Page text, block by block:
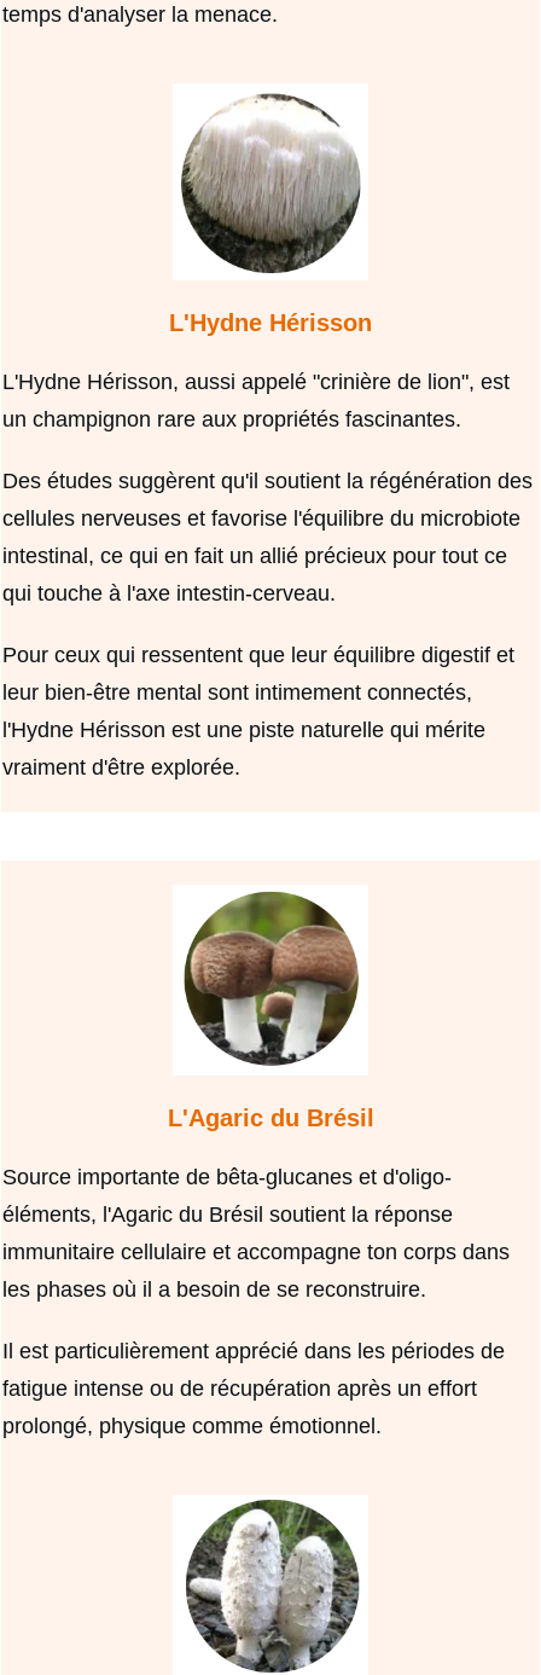
temps d'analyser la menace.
L'Hydne Hérisson
L'Hydne Hérisson, aussi appelé "crinière de lion", est
un champignon rare aux propriétés fascinantes.
Des études suggèrent qu'il soutient la régénération des
cellules nerveuses et favorise l'équilibre du microbiote
intestinal, ce qui en fait un allié précieux pour tout ce
qui touche à l'axe intestin-cerveau.
Pour ceux qui ressentent que leur équilibre digestif et
leur bien-être mental sont intimement connectés,
l'Hydne Hérisson est une piste naturelle qui mérite
vraiment d'être explorée.
L'Agaric du Brésil
Source importante de bêta-glucanes et d'oligo-
éléments, l'Agaric du Brésil soutient la réponse
immunitaire cellulaire et accompagne ton corps dans
les phases où il a besoin de se reconstruire.
Il est particulièrement apprécié dans les périodes de
fatigue intense ou de récupération après un effort
prolongé, physique comme émotionnel.